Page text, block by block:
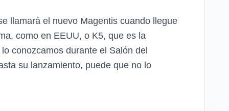
llamará el nuevo Magentis cuando llegue
como en EEUU, o K5, que es la
conozcamos durante el Salón del
su lanzamiento, puede que no lo